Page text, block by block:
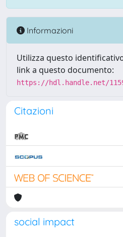
Informazioni
Utilizza questo
link a questo documento:
https://hdl.handle.net/
Citazioni
social impact